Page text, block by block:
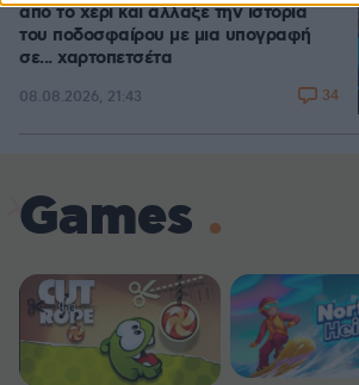
από το χέρι και άλλαξε την ιστορία
του ποδοσφαίρου με μια υπογραφή
σε... χαρτοπετσέτα
08.08.2026, 21:43 34
Games